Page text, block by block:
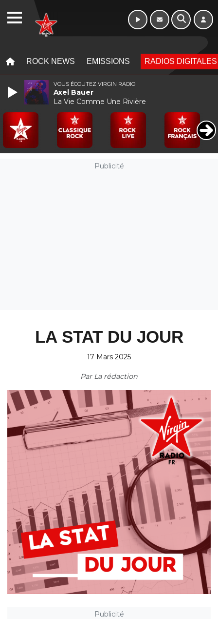
ROCK NEWS EMISSIONS RADIOS DIGITALES
Publicité
LA STAT DU JOUR
17 Mars 2025
Par La rédaction
Publicité
VOUS ÉCOUTEZ VIRGIN RADIO
Axel Bauer
La Vie Comme Une Rivière
WEBRADIO